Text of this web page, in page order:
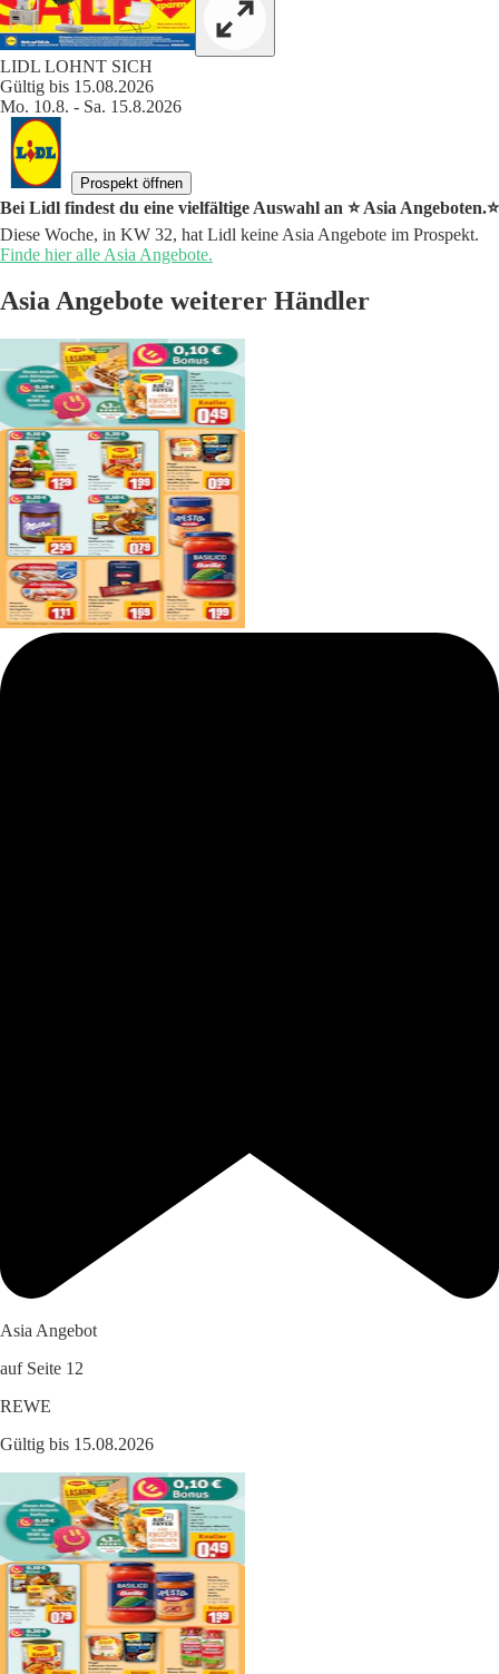
LIDL LOHNT SICH
Gültig bis 15.08.2026
Mo. 10.8. - Sa. 15.8.2026
Prospekt öffnen
Bei Lidl findest du eine vielfältige Auswahl an ⭐️ Asia Angeboten.⭐️
Diese Woche, in KW 32, hat Lidl keine Asia Angebote im Prospekt.
Finde hier alle Asia Angebote.
Asia Angebote weiterer Händler
Asia Angebot
auf Seite 12
REWE
Gültig bis 15.08.2026